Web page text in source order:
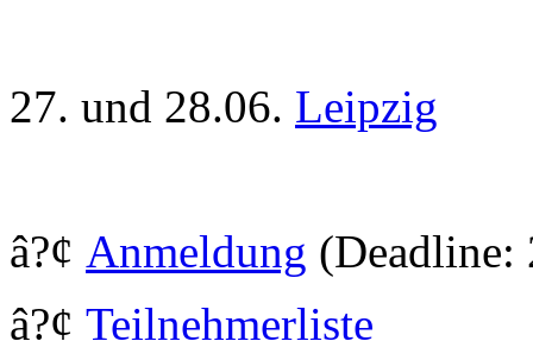
27. und 28.06. Leipzig
â?¢ Anmeldung (Deadline:
â?¢ Teilnehmerliste